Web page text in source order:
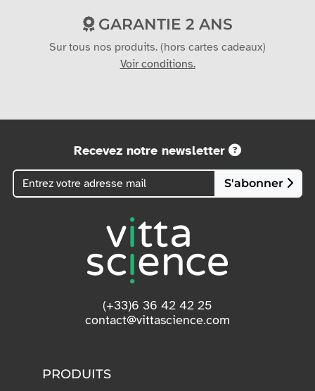
GARANTIE 2 ANS
Sur tous nos produits. (hors cartes cadeaux)
Voir conditions.
Recevez notre newsletter
S'abonner
(+33)6 36 42 42 25
contact@vittascience.com
PRODUITS